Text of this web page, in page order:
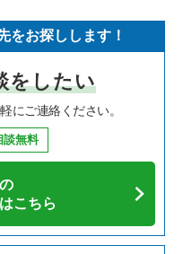
の案件一覧
一覧
案件一覧
件一覧
件一覧
件一覧
件一覧
件一覧
件一覧
件一覧
案件一覧
一覧
却物件の案件一覧
案件一覧
却物件の案件一覧
案件一覧
き売却物件の案件一覧
件の案件一覧
件の案件一覧
一覧
一覧
一覧
をお探しします！
をしたい
にご連絡ください。
談無料
こちら